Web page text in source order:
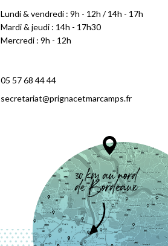
Lundi & vendredi : 9h - 12h / 14h - 17h
Mardi & jeudi : 14h - 17h30
Mercredi : 9h - 12h
05 57 68 44 44
secretariat@prignacetmarcamps.fr